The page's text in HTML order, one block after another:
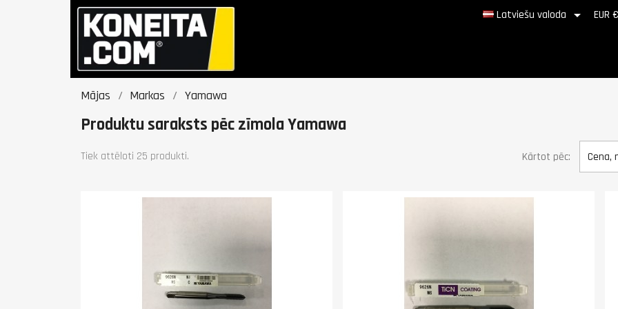
Latviešu valoda  EUR €
Mājas Markas Yamawa
Produktu saraksts pēc zīmola Yamawa
Tiek attēloti 25 produkti. Kārtot pēc: Cena,